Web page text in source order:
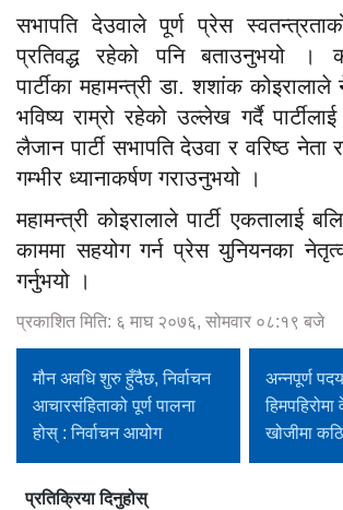
सभापति देउवाले पूर्ण प्रेस
प्रतिवद्ध रहेको पनि बताउनुभयो ।
पार्टीका महामन्त्री डा. शशांक
भविष्य राम्रो रहेको उल्लेख गर्दै
लैजान पार्टी सभापति देउवा र वरिष्ठ नेता
गम्भीर ध्यानाकर्षण गराउनुभयो ।
महामन्त्री कोइरालाले पार्टी एकतालाई
काममा सहयोग गर्न प्रेस युनियनका
गर्नुभयो ।
प्रकाशित मिति: ६ माघ २०७६, सोमवार ०८:१९ बजे
मौन अवधि शुरु हुँदैछ, निर्वाचन
आचारसंहिताको पूर्ण पालना
होस् : निर्वाचन आयोग
अन्नपूर्ण
खोजीमा
प्रतिक्रिया दिनुहोस्